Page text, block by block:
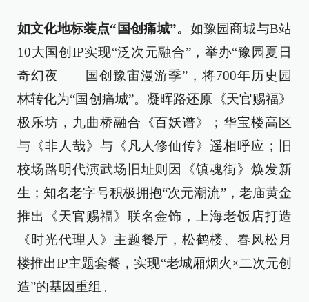
如文化地标装点“国创痛城”。 如豫园商城与B站
10大国创IP实现“泛次元融合”，举办“豫园夏日
奇幻夜——国创豫宙漫游季”，将700年历史园
林转化为“国创痛城”。凝晖路还原《天官赐福》
极乐坊，九曲桥融合《百妖谱》；华宝楼高区
与《非人哉》与《凡人修仙传》遥相呼应；旧
校场路明代演武场旧址则因《镇魂街》焕发新
生；知名老字号积极拥抱“次元潮流”，老庙黄金
推出《天官赐福》联名金饰，上海老饭店打造
《时光代理人》主题餐厅，松鹤楼、春风松月
楼推出IP主题套餐，实现“老城厢烟火×二次元创
造”的基因重组。